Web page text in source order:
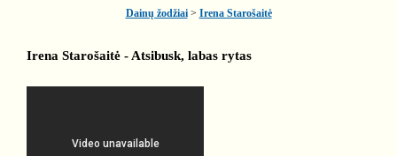
Dainų žodžiai> Irena Starošaitė
Irena Starošaitė - Atsibusk, labas rytas